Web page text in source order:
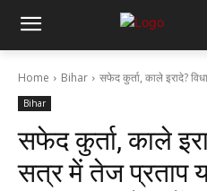
Home Bihar सफेद कुर्ता, काले इरादे?
Bihar
सफेद कुर्ता, काले
सत्र में तेज प्रताप